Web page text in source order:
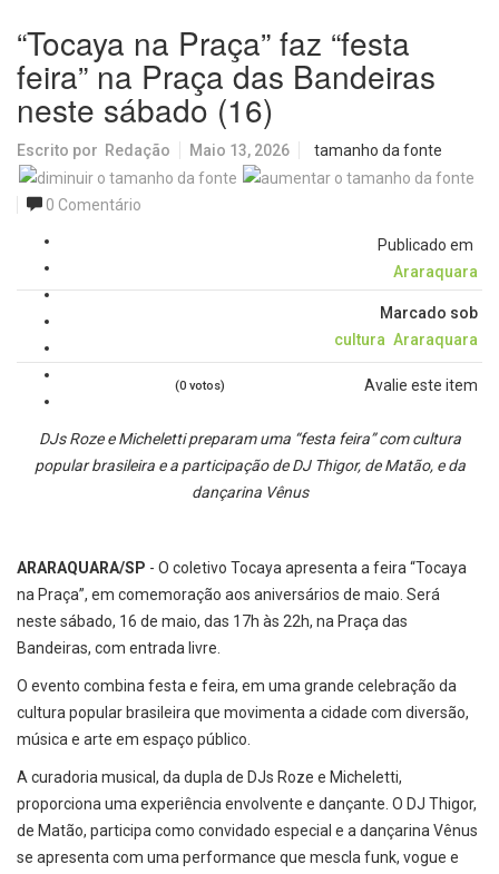
“Tocaya na Praça” faz “festa
feira” na Praça das Bandeiras
neste sábado (16)
Escrito por Redação Maio 13, 2026 tamanho da fonte
0 Comentário
Publicado em
Araraquara
Marcado sob
cultura Araraquara
Avalie este item
(0 votos)
DJs Roze e Micheletti preparam uma “festa feira” com cultura
popular brasileira e a participação de DJ Thigor, de Matão, e da
dançarina Vênus
ARARAQUARA/SP - O coletivo Tocaya apresenta a feira “Tocaya
na Praça”, em comemoração aos aniversários de maio. Será
neste sábado, 16 de maio, das 17h às 22h, na Praça das
Bandeiras, com entrada livre.
O evento combina festa e feira, em uma grande celebração da
cultura popular brasileira que movimenta a cidade com diversão,
música e arte em espaço público.
A curadoria musical, da dupla de DJs Roze e Micheletti,
proporciona uma experiência envolvente e dançante. O DJ Thigor,
de Matão, participa como convidado especial e a dançarina Vênus
se apresenta com uma performance que mescla funk, vogue e